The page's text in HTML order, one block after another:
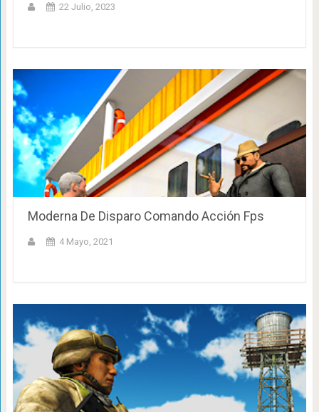
22 Julio, 2023
Moderna De Disparo Comando Acción Fps
4 Mayo, 2021